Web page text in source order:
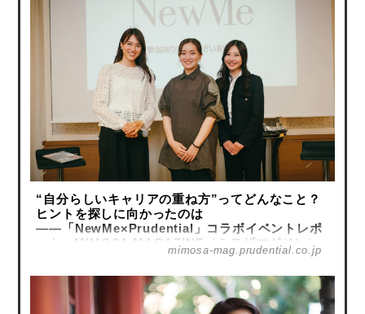
“自分らしいキャリアの重ね方”ってどんなこと？
ヒントを探しに向かったのは
――「NewMe×Prudential」コラボイベントレポ
ート - MIMOSA MAGAZINE（ミモザマガジン）
mimosa-mag.prudential.co.jp